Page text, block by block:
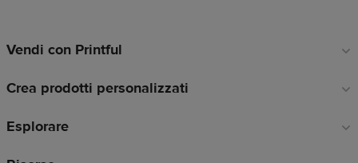
Link
piè
pagina
Vendi con Printful
Crea prodotti personalizzati
Esplorare